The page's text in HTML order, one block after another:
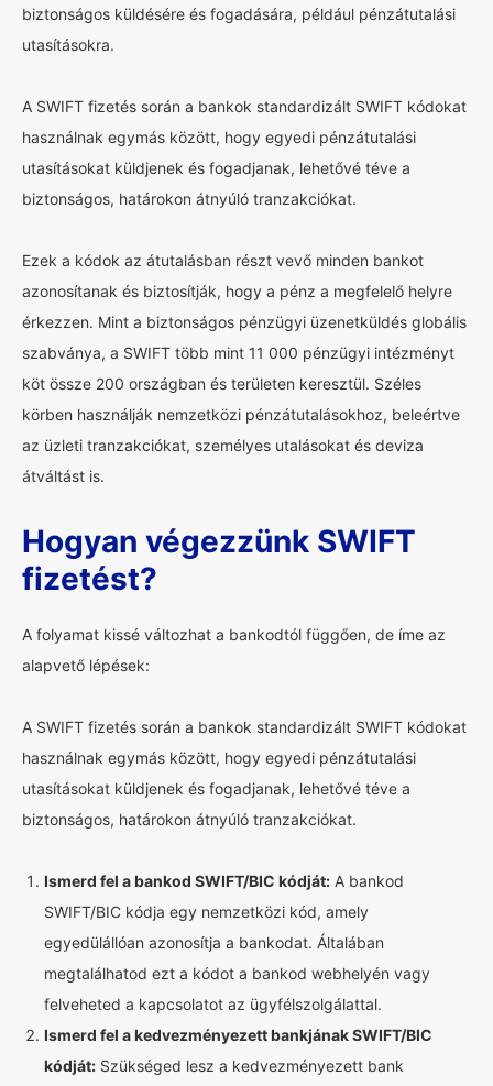
biztonságos küldésére és fogadására, például pénzátutalási
utasításokra.
A SWIFT fizetés során a bankok standardizált SWIFT kódokat
használnak egymás között, hogy egyedi pénzátutalási
utasításokat küldjenek és fogadjanak, lehetővé téve a
biztonságos, határokon átnyúló tranzakciókat.
Ezek a kódok az átutalásban részt vevő minden bankot
azonosítanak és biztosítják, hogy a pénz a megfelelő helyre
érkezzen. Mint a biztonságos pénzügyi üzenetküldés globális
szabványa, a SWIFT több mint 11 000 pénzügyi intézményt
köt össze 200 országban és területen keresztül. Széles
körben használják nemzetközi pénzátutalásokhoz, beleértve
az üzleti tranzakciókat, személyes utalásokat és deviza
átváltást is.
Hogyan végezzünk SWIFT
fizetést?
A folyamat kissé változhat a bankodtól függően, de íme az
alapvető lépések:
A SWIFT fizetés során a bankok standardizált SWIFT kódokat
használnak egymás között, hogy egyedi pénzátutalási
utasításokat küldjenek és fogadjanak, lehetővé téve a
biztonságos, határokon átnyúló tranzakciókat.
Ismerd fel a bankod SWIFT/BIC kódját: A bankod
SWIFT/BIC kódja egy nemzetközi kód, amely
egyedülállóan azonosítja a bankodat. Általában
megtalálhatod ezt a kódot a bankod webhelyén vagy
felveheted a kapcsolatot az ügyfélszolgálattal.
Ismerd fel a kedvezményezett bankjának SWIFT/BIC
kódját: Szükséged lesz a kedvezményezett bank